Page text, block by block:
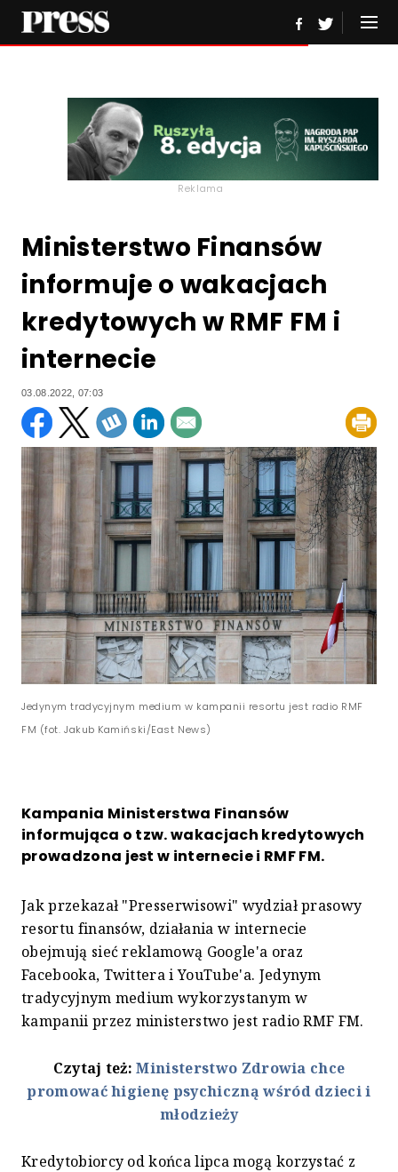
Reklama
Ministerstwo Finansów
informuje o wakacjach
kredytowych w RMF FM i
internecie
03.08.2022, 07:03
Jedynym tradycyjnym medium w kampanii resortu jest radio RMF
FM (fot. Jakub Kamiński/East News)
Kampania Ministerstwa Finansów
informująca o tzw. wakacjach kredytowych
prowadzona jest w internecie i RMF FM.
Jak przekazał "Presserwisowi" wydział prasowy
resortu finansów, działania w internecie
obejmują sieć reklamową Google'a oraz
Facebooka, Twittera i YouTube'a. Jedynym
tradycyjnym medium wykorzystanym w
kampanii przez ministerstwo jest radio RMF FM.
Czytaj też:Ministerstwo Zdrowia chce
promować higienę psychiczną wśród dzieci i
młodzieży
Kredytobiorcy od końca lipca mogą korzystać z